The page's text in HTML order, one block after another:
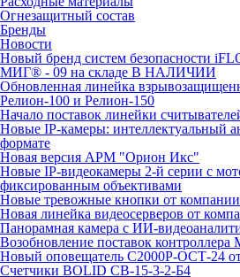
Огнезащитный состав
Бренды
Новости
Новый бренд систем безопасности
МИГ® - 09 на складе В НАЛИЧИИ
Обновленная линейка
Релион-100 и Релион-150
Начало поставок линейки
Новые IP-камеры: интеллектуальный
формате
Новая версия АРМ "Орион Икс"
Новые IP-видеокамеры 2-й серии с
фиксированным объективами
Новые тревожные кнопки от
Новая линейка видеосерверов от
Панорамная камера с ИИ-
Возобновление поставок
Новый оповещатель С2000Р-ОСТ-24
Счетчики BOLID СВ-15-3-2-Б4